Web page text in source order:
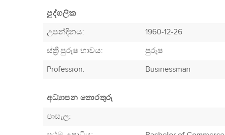
පුද්ගලික
උපන්දිනය:
1960-12-26
ස්ත්‍රී පුරුෂ භාවය:
පුරුෂ
Profession: Businessman
අධ්‍යාපන තොරතුරු
පාසැල: